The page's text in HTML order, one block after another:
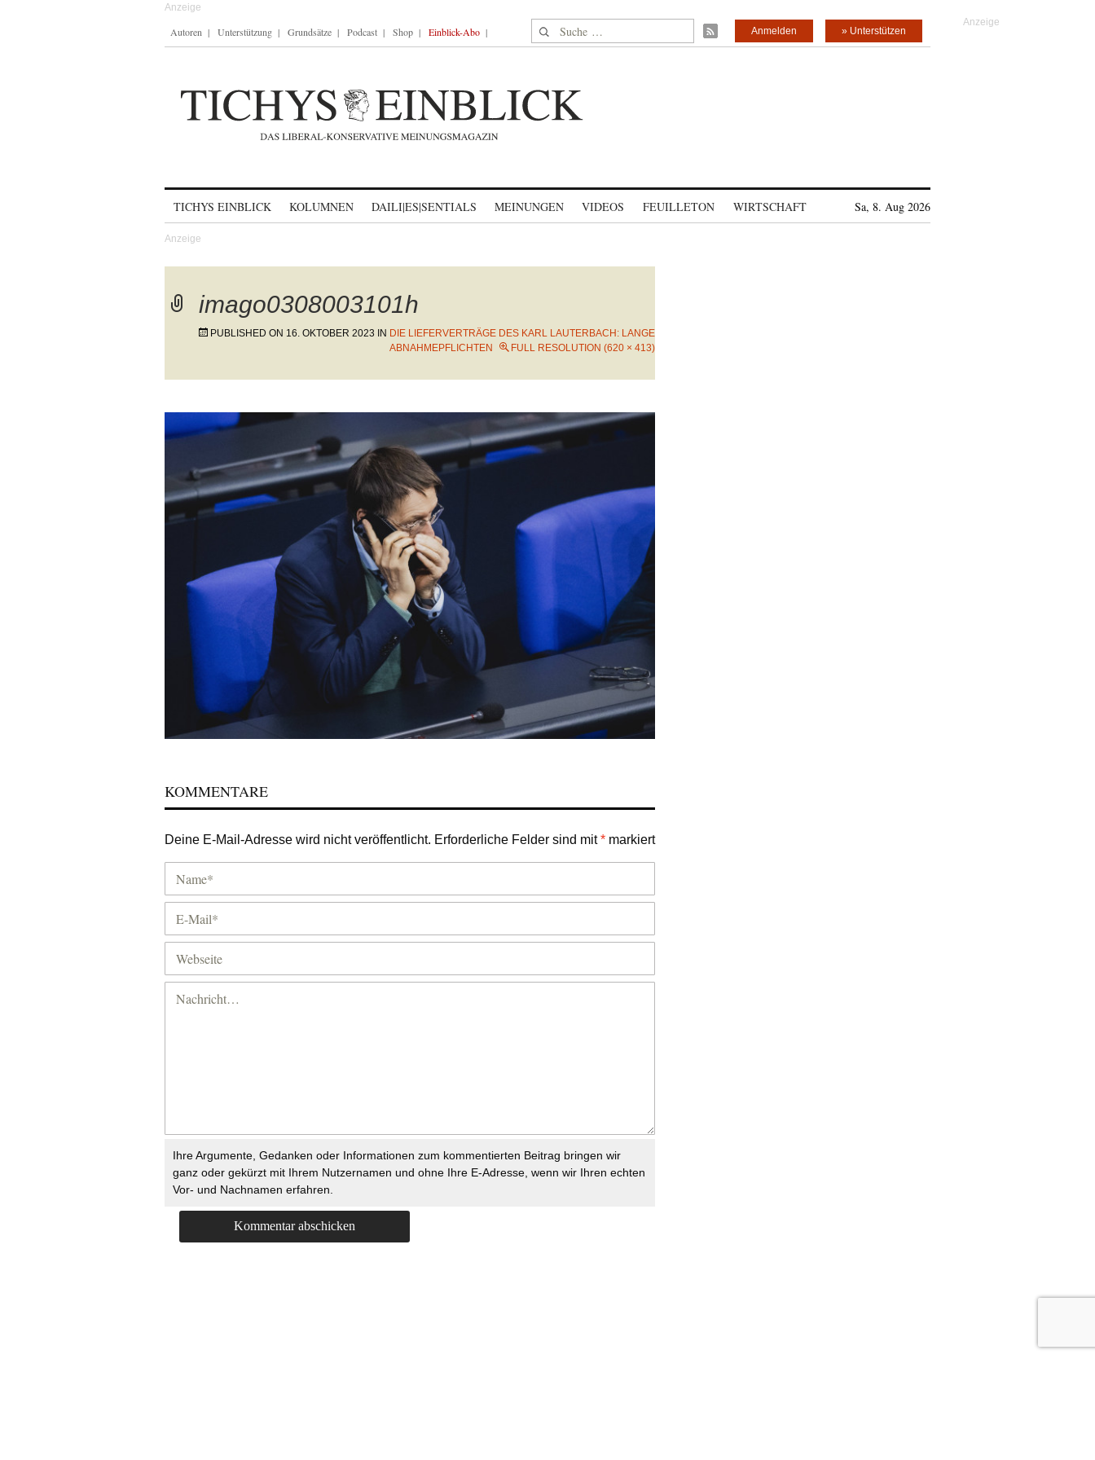
Autoren Unterstützung Grundsätze Podcast Shop Einblick-Abo Suche nach: » Unterstützen
Anmelden
TICHYS EINBLICK KOLUMNEN DAILI|ES|SENTIALS MEINUNGEN VIDEOS FEUILLETON WIRTSCHAFT Sa, 8. Aug 2026
imago0308003101h
PUBLISHED ON 16. OKTOBER 2023 IN DIE LIEFERVERTRÄGE DES KARL LAUTERBACH: LANGE
ABNAHMEPFLICHTEN
FULL RESOLUTION (620 × 413)
KOMMENTARE
Deine E-Mail-Adresse wird nicht veröffentlicht. Erforderliche Felder sind mit* markiert
Ihre Argumente, Gedanken oder Informationen zum kommentierten Beitrag bringen wir
ganz oder gekürzt mit Ihrem Nutzernamen und ohne Ihre E-Adresse, wenn wir Ihren echten
Vor- und Nachnamen erfahren.